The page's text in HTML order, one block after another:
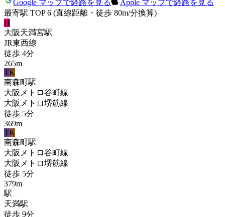
Google マップで経路を見る
Apple マップで経路を見る
最寄駅 TOP 6 (直線距離・徒歩 80m/分換算)
H
大阪天満宮駅
JR東西線
徒歩 4分
265m
TK
南森町駅
大阪メトロ谷町線
大阪メトロ堺筋線
徒歩 5分
369m
TK
南森町駅
大阪メトロ谷町線
大阪メトロ堺筋線
徒歩 5分
379m
駅
天満駅
徒歩 9分